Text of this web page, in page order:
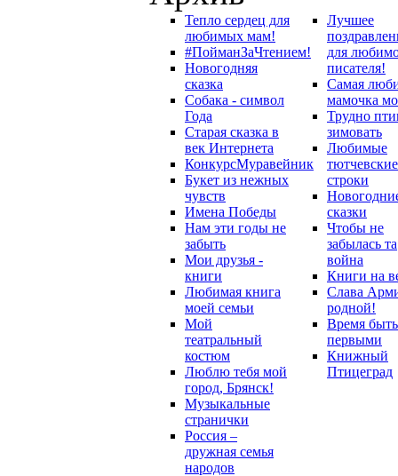
Тепло сердец для
любимых мам!
#ПойманЗаЧтением!
Новогодняя
сказка
Собака - символ
Года
Старая сказка в
век Интернета
КонкурсМуравейник
Букет из нежных
чувств
Имена Победы
Нам эти годы не
забыть
Мои друзья -
книги
Любимая книга
моей семьи
Мой
театральный
костюм
Люблю тебя мой
город, Брянск!
Музыкальные
странички
Россия –
дружная семья
народов
Лучшее
для
писателя!
Самая
мамочка
Трудно
зимовать
Любимые
тютчевские
строки
сказки
Чтобы не
забылась та
война
Книги на
Слава
родной!
Время быть
первыми
Книжный
Птицеград